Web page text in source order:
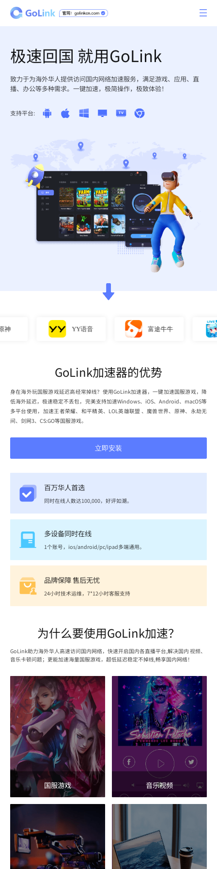
极速回国 就用GoLink
致力于为海外华人提供访问国内网络加速服务，满足游戏、应用、直
播、办公等多种需求。一键加速，极简操作，极致体验！
支持平台:
YY语音 富途牛牛
GoLink加速器的优势
身在海外玩国服游戏延迟高经常掉线？使用GoLink加速器，一键加速国服游戏，降
低海外延迟，极速稳定不丢包，完美支持加速Windows、iOS、Android、macOS等
多平台使用，加速王者荣耀、和平精英、LOL英雄联盟 、魔兽世界、原神、永劫无
间、剑网3、CS:GO等国服游戏。
立即安装
百万华人首选
同时在线人数达100,000，好评如潮。
多设备同时在线
1个账号，ios/android/pc/ipad多端通用。
品牌保障 售后无忧
24小时技术运维，7*12小时客服支持
为什么要使用GoLink加速？
GoLink助力海外华人高速访问国内网络，快速开启国内各直播平台,解决国内 视频、
音乐卡顿问题；更能加速海量国服游戏，超低延迟稳定不掉线,畅享国内网络！
国服游戏 音乐视频